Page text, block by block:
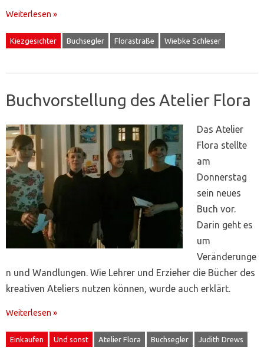
Weiterlesen »
Kiezgesichter Buchsegler Florastraße Wiebke Schleser
Buchvorstellung des Atelier Flora
Das Atelier
Flora stellte
am
Donnerstag
sein neues
Buch vor.
Darin geht es
um
Veränderunge
n und Wandlungen. Wie Lehrer und Erzieher die Bücher des
kreativen Ateliers nutzen können, wurde auch erklärt.
Weiterlesen »
Einkaufen Und sonst Atelier Flora Buchsegler Judith Drews